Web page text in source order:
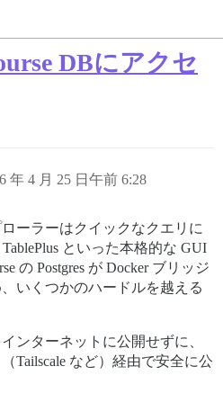
DBにアクセ
年 4 月 25 日午前 6:28
ーラーはクイックなクエリに
といった本格的な GUI
の Postgres が Docker ブリッジ
いくつかのハードルを越える
ンターネットに公開せずに、
Tailscale など）経由で安全に公